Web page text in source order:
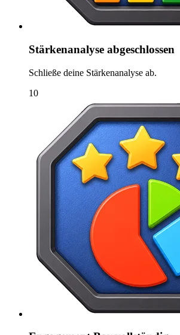
Stärkenanalyse abgeschlossen
Schließe deine Stärkenanalyse ab.
10